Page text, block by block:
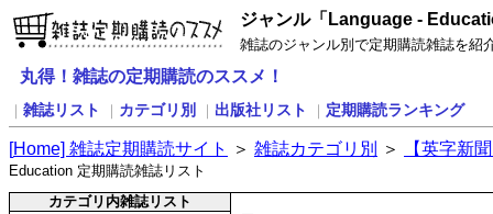
ジャンル「Language -
雑誌のジャンル別で定期購読雑誌を紹
丸得！雑誌の定期購読のススメ！
雑誌リスト カテゴリ別 出版社リスト 定期購読ランキング
[Home] 雑誌定期購読サイト ＞ 雑誌カテゴリ別 ＞ 【英字新
Education 定期購読雑誌リスト
カテゴリ内雑誌リスト